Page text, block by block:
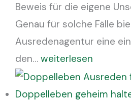
Beweis für die eigene
Genau für solche Fälle
Ausredenagentur eine
den…weiterlesen
Doppelleben geheim